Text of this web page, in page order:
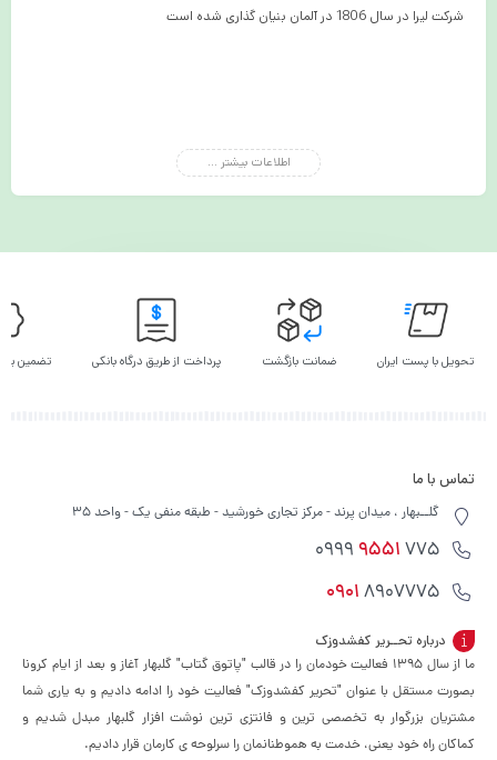
شرکت لیرا در سال 1806 در آلمان بنیان گذاری شده است
اطلاعات بیشتر ...
تحویل با پست ایران ضمانت بازگشت پرداخت از طریق درگاه بانکی تضمین
تماس با ما
گلــبهار ، میدان پرند - مرکز تجاری خورشید - طبقه منفی یک - واحد 35
9551775 0999
09018907775
درباره تحــریر کفشدوزک
ما از سال ۱۳۹۵ فعالیت خودمان را در قالب "پاتوق گتاب" گلبهار آغاز و بعد از ایام کرونا
بصورت مستقل با عنوان "تحریر کفشدوزک" فعالیت خود را ادامه دادیم و به یاری شما
مشتریان بزرگوار به تخصصی ترین و فانتزی ترین نوشت افزار گلبهار مبدل شدیم و
کماکان راه خود یعنی، خدمت به هموطنانمان را سرلوحه ی کارمان قرار دادیم.